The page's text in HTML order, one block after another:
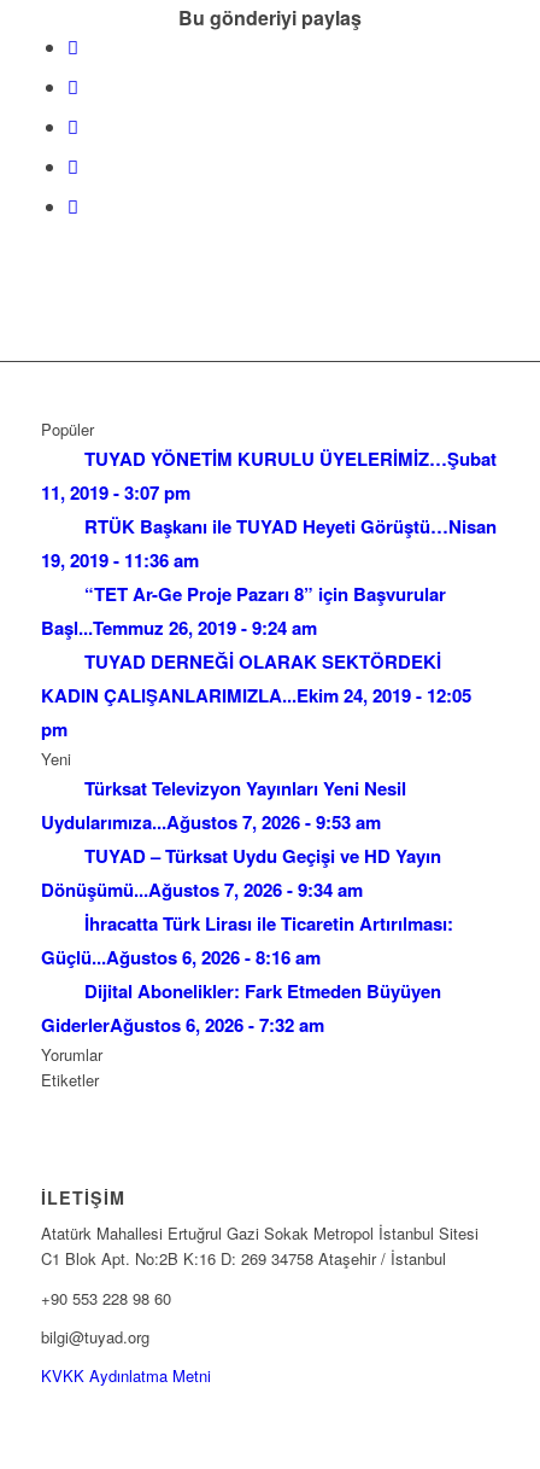
Bu gönderiyi paylaş
Popüler
TUYAD YÖNETİM KURULU ÜYELERİMİZ…Şubat
11, 2019 - 3:07 pm
RTÜK Başkanı ile TUYAD Heyeti Görüştü…Nisan
19, 2019 - 11:36 am
“TET Ar-Ge Proje Pazarı 8” için Başvurular
Başl...Temmuz 26, 2019 - 9:24 am
TUYAD DERNEĞİ OLARAK SEKTÖRDEKİ
KADIN ÇALIŞANLARIMIZLA...Ekim 24, 2019 - 12:05
pm
Yeni
Türksat Televizyon Yayınları Yeni Nesil
Uydularımıza...Ağustos 7, 2026 - 9:53 am
TUYAD – Türksat Uydu Geçişi ve HD Yayın
Dönüşümü...Ağustos 7, 2026 - 9:34 am
İhracatta Türk Lirası ile Ticaretin Artırılması:
Güçlü...Ağustos 6, 2026 - 8:16 am
Dijital Abonelikler: Fark Etmeden Büyüyen
GiderlerAğustos 6, 2026 - 7:32 am
Yorumlar
Etiketler
İLETİŞİM
Atatürk Mahallesi Ertuğrul Gazi Sokak Metropol İstanbul Sitesi
C1 Blok Apt. No:2B K:16 D: 269 34758 Ataşehir / İstanbul
+90 553 228 98 60
bilgi@tuyad.org
KVKK Aydınlatma Metni